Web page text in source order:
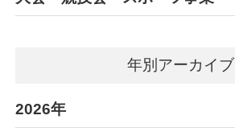
年別アーカイブ
2026年